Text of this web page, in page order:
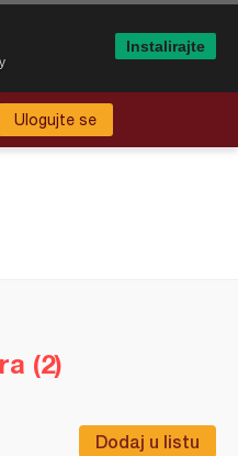
Ulogujte se
Dodaj u listu
(2)
Instalirajte